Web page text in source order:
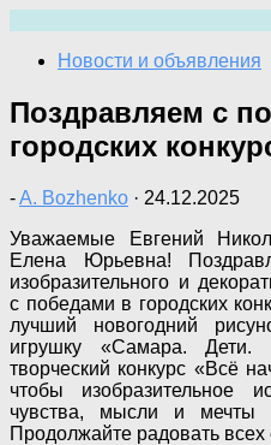
содержимому
Новости и объявления
Поздравляем с
городских
-A. Bozhenko · 24.12.2025
Уважаемые Евгений
Елена Юрьевна!
изобразительного и
с победами в городских
лучший новогодний
игрушку «Самара.
творческий конкурс «Всё
чтобы изобразительное
чувства, мысли и мечты
Продолжайте радовать